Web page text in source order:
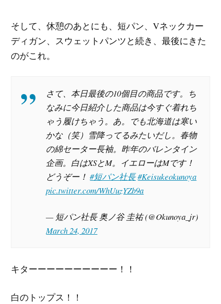
そして、休憩のあとにも、短パン、Vネックカー
ディガン、スウェットパンツと続き、最後にきた
のがこれ。
さて、本日最後の10個目の商品です。ち
なみに今日紹介した商品は今すぐ着れち
ゃう履けちゃう。あ。でも北海道は寒い
かな（笑）雪降ってるみたいだし。春物
の綿セーター長袖。昨年のバレンタイン
企画。白はXSとM。イエローはMです！
どうぞー！#短パン社長#Keisukeokunoya
pic.twitter.com/WhUuzYZb9a
— 短パン社長 奥ノ谷 圭祐 (@Okunoya_jr)
March 24, 2017
キターーーーーーーーーー！！
白のトップス！！